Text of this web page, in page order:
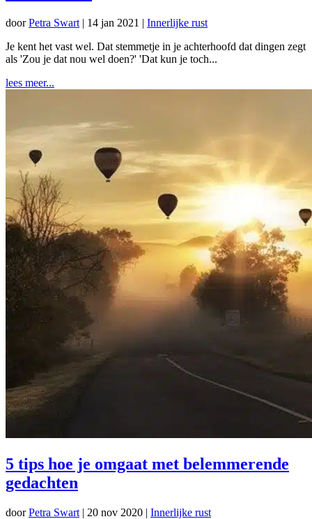
doorPetra Swart | 14 jan 2021 | Innerlijke rust
Je kent het vast wel. Dat stemmetje in je achterhoofd dat dingen zegt
als 'Zou je dat nou wel doen?' 'Dat kun je toch...
lees meer...
5 tips hoe je omgaat met belemmerende
gedachten
doorPetra Swart | 20 nov 2020 | Innerlijke rust